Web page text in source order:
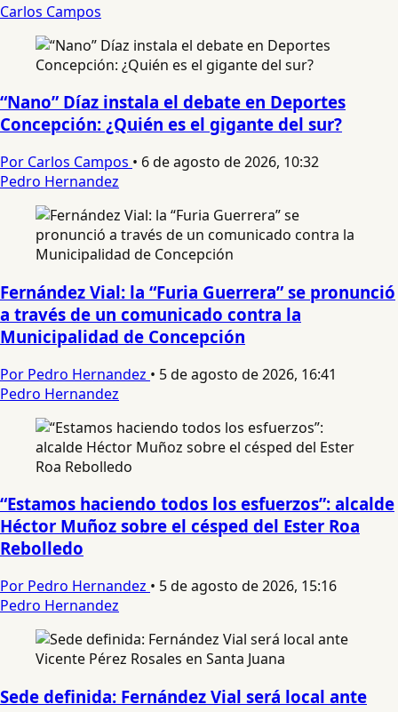
Carlos Campos
“Nano” Díaz instala el debate en Deportes
Concepción: ¿Quién es el gigante del sur?
Por Carlos Campos • 6 de agosto de 2026, 10:32
Pedro Hernandez
Fernández Vial: la “Furia Guerrera” se pronunció
a través de un comunicado contra la
Municipalidad de Concepción
Por Pedro Hernandez • 5 de agosto de 2026, 16:41
Pedro Hernandez
“Estamos haciendo todos los esfuerzos”: alcalde
Héctor Muñoz sobre el césped del Ester Roa
Rebolledo
Por Pedro Hernandez • 5 de agosto de 2026, 15:16
Pedro Hernandez
Sede definida: Fernández Vial será local ante